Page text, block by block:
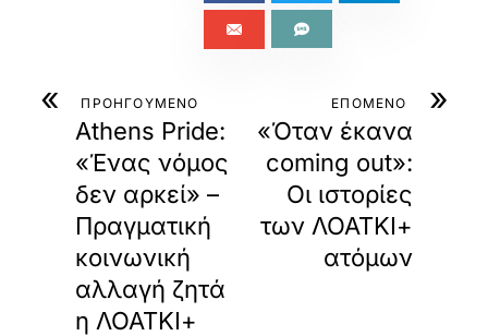
« ΠΡΟΗΓΟΥΜΕΝΟ
Athens Pride:
«Ένας νόμος
δεν αρκεί» –
Πραγματική
κοινωνική
αλλαγή ζητά
η ΛΟΑΤΚΙ+
»
ΕΠΟΜΕΝΟ
«Όταν έκανα
coming out»:
Οι ιστορίες
των ΛΟΑΤΚΙ+
ατόμων